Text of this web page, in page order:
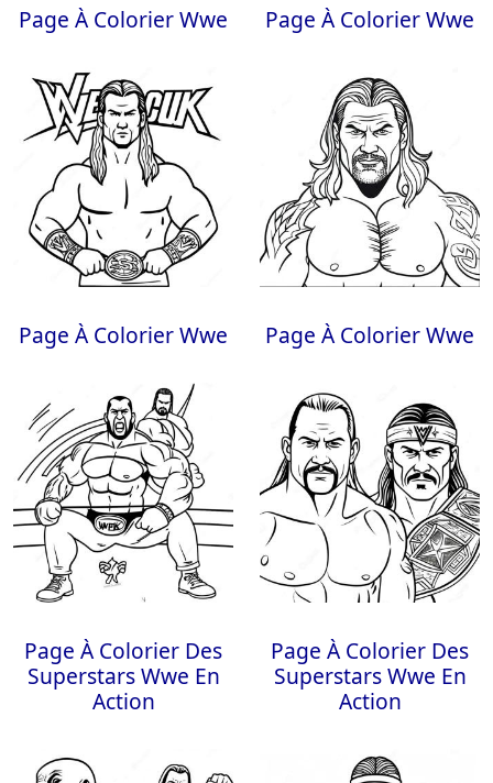
Page À Colorier Wwe Page À Colorier Wwe
Page À Colorier Wwe Page À Colorier Wwe
Page À Colorier Des
Superstars Wwe En
Action
Page À Colorier Des
Superstars Wwe En
Action